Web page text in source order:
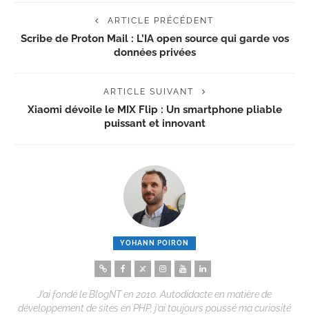
ARTICLE PRÉCÉDENT
Scribe de Proton Mail : L’IA open source qui garde vos
données privées
ARTICLE SUIVANT
Xiaomi dévoile le MIX Flip : Un smartphone pliable
puissant et innovant
YOHANN POIRON
J’ai fondé le BlogNT en 2010. Autodidacte en matière de
développement de sites en PHP, j’ai toujours poussé ma curiosité